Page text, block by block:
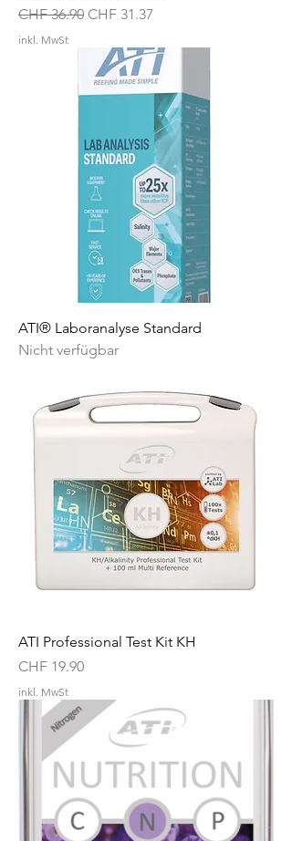
Standardpreis
CHF 36.90 Sale-Preis
CHF 31.37
inkl. MwSt
ATI® Laboranalyse Standard
Nicht verfügbar
ATI Professional Test Kit KH
Preis
CHF 19.90
inkl. MwSt